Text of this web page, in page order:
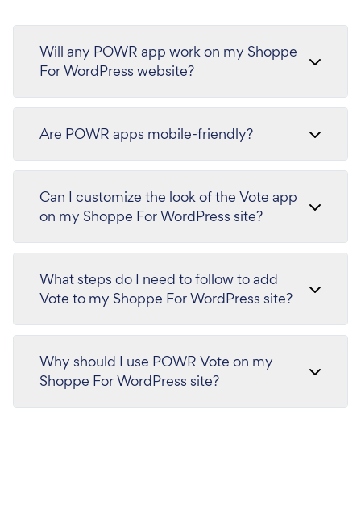
Will any POWR app work on my Shoppe
For WordPress website?
Are POWR apps mobile-friendly?
Can I customize the look of the Vote app
on my Shoppe For WordPress site?
What steps do I need to follow to add
Vote to my Shoppe For WordPress site?
Why should I use POWR Vote on my
Shoppe For WordPress site?